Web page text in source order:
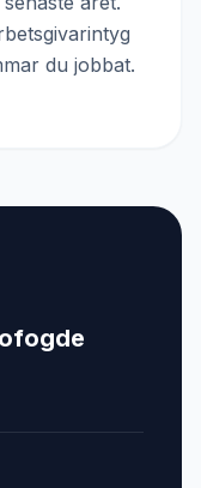
du jobbat.